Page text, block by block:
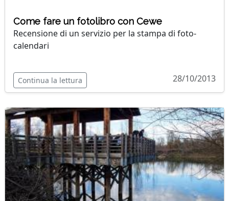
Come fare un fotolibro con Cewe
Recensione di un servizio per la stampa di foto-
calendari
Continua la lettura 28/10/2013